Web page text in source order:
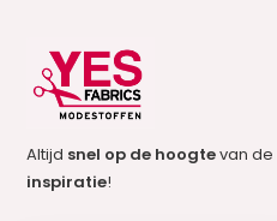
Altijd snel op de hoogtevan de
inspiratie!